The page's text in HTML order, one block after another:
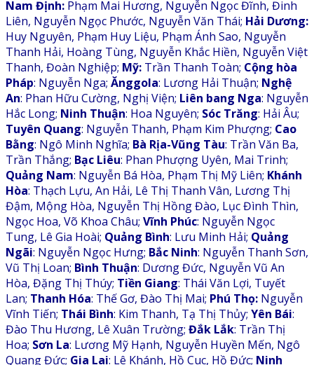
Nam Định: Phạm Mai Hương, Nguyễn Ngọc Đĩnh, Đinh
Liên, Nguyễn Ngọc Phước, Nguyễn Văn Thái; Hải Dương:
Huy Nguyên, Phạm Huy Liệu, Phạm Ánh Sao, Nguyễn
Thanh Hải, Hoàng Tùng, Nguyễn Khắc Hiền, Nguyễn Việt
Thanh, Đoàn Nghiệp; Mỹ: Trần Thanh Toàn; Cộng hòa
Pháp: Nguyễn Nga; Ănggola: Lương Hải Thuận; Nghệ
An: Phan Hữu Cường, Nghị Viện; Liên bang Nga: Nguyễn
Hắc Long; Ninh Thuận: Hoa Nguyên; Sóc Trăng: Hải Âu;
Tuyên Quang: Nguyễn Thanh, Phạm Kim Phượng; Cao
Bằng: Ngô Minh Nghĩa; Bà Rịa-Vũng Tàu: Trần Văn Ba,
Trần Thắng; Bạc Liêu: Phan Phượng Uyên, Mai Trinh;
Quảng Nam: Nguyễn Bá Hòa, Phạm Thị Mỹ Liên; Khánh
Hòa: Thạch Lựu, An Hải, Lê Thị Thanh Vân, Lương Thị
Đậm, Mộng Hòa, Nguyễn Thị Hồng Đào, Lục Đình Thìn,
Ngọc Hoa, Võ Khoa Châu; Vĩnh Phúc: Nguyễn Ngọc
Tung, Lê Gia Hoài; Quảng Bình: Lưu Minh Hải; Quảng
Ngãi: Nguyễn Ngọc Hưng; Bắc Ninh: Nguyễn Thanh Sơn,
Vũ Thị Loan; Bình Thuận: Dương Đức, Nguyễn Vũ An
Hòa, Đặng Thị Thúy; Tiền Giang: Thái Văn Lợi, Tuyết
Lan; Thanh Hóa: Thế Gơ, Đào Thị Mai; Phú Thọ: Nguyễn
Vĩnh Tiến; Thái Bình: Kim Thanh, Tạ Thị Thủy; Yên Bái:
Đào Thu Hương, Lê Xuân Trường; Đắk Lắk: Trần Thị
Hoa; Sơn La: Lương Mỹ Hạnh, Nguyễn Huyền Mến, Ngô
Quang Đức; Gia Lai: Lê Khánh, Hồ Cuc, Hồ Đức; Ninh